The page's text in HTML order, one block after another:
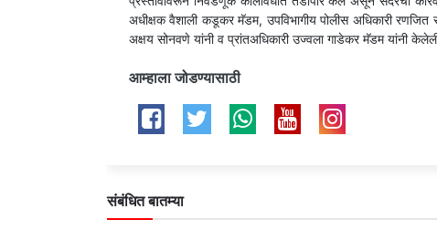
अधीक्षक वैशाली कडूकर मॅडम, उपविभागीय पोलीस अधिकारी रणजित
अक्षय सोनवणे यांनी व प्रांतअधिकारी उज्वला गाडेकर मॅडम यांनी
आम्हाला जोडण्यासाठी
संबंधित बातम्या